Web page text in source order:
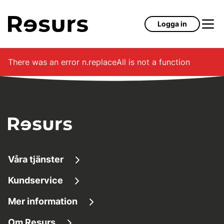
Logga in
There was an error n.replaceAll is not a function
Våra tjänster
Låna pengar
Sparkonton
Kundservice
Kundservice
Mer information